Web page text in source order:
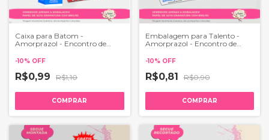
Caixa para Batom -
Amorprazol - Encontro de
-10% OFF
R$0,99 R$1,10
COMPRAR
Embalagem para Talento -
Amorprazol - Encontro de
-10% OFF
R$0,81 R$0,90
COMPRAR